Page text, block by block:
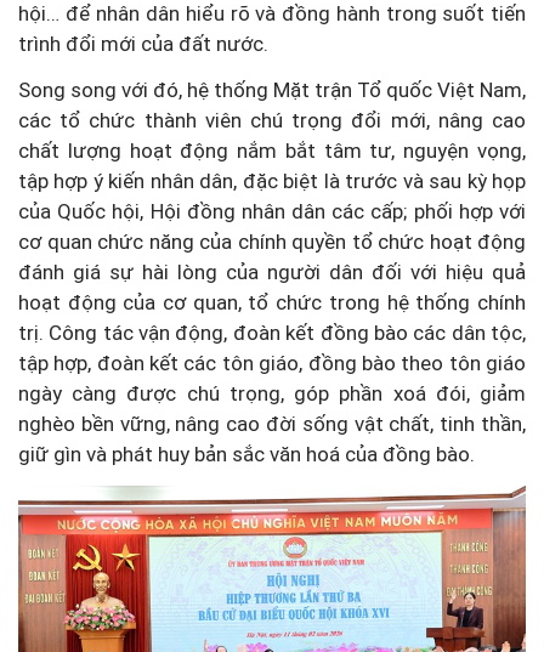
hội… để nhân dân hiểu rõ và đồng hành trong suốt tiến
trình đổi mới của đất nước.
Song song với đó, hệ thống Mặt trận Tổ quốc Việt Nam,
các tổ chức thành viên chú trọng đổi mới, nâng cao
chất lượng hoạt động nắm bắt tâm tư, nguyện vọng,
tập hợp ý kiến nhân dân, đặc biệt là trước và sau kỳ họp
của Quốc hội, Hội đồng nhân dân các cấp; phối hợp với
cơ quan chức năng của chính quyền tổ chức hoạt động
đánh giá sự hài lòng của người dân đối với hiệu quả
hoạt động của cơ quan, tổ chức trong hệ thống chính
trị. Công tác vận động, đoàn kết đồng bào các dân tộc,
tập hợp, đoàn kết các tôn giáo, đồng bào theo tôn giáo
ngày càng được chú trọng, góp phần xoá đói, giảm
nghèo bền vững, nâng cao đời sống vật chất, tinh thần,
giữ gìn và phát huy bản sắc văn hoá của đồng bào.